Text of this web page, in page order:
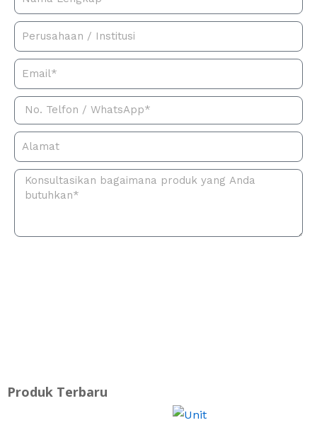
Produk Terbaru